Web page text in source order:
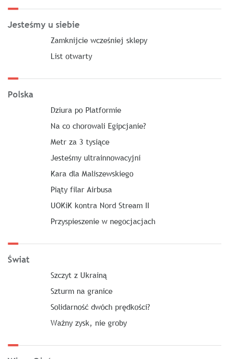
Jesteśmy u siebie
Zamknijcie wcześniej sklepy
List otwarty
Polska
Dziura po Platformie
Na co chorowali Egipcjanie?
Metr za 3 tysiące
Jesteśmy ultrainnowacyjni
Kara dla Maliszewskiego
Piąty filar Airbusa
UOKiK kontra Nord Stream II
Przyspieszenie w negocjacjach
Świat
Szczyt z Ukrainą
Szturm na granice
Solidarność dwóch prędkości?
Ważny zysk, nie groby